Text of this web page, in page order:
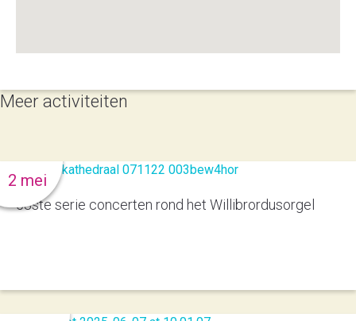
Meer activiteiten
53ste serie concerten rond het Willibrordusorgel
2 mei